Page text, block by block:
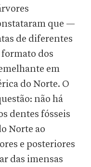
que —
de diferentes
dos
em
do Norte. O
não há
dentes fósseis
Norte ao
e posteriores
das imensas